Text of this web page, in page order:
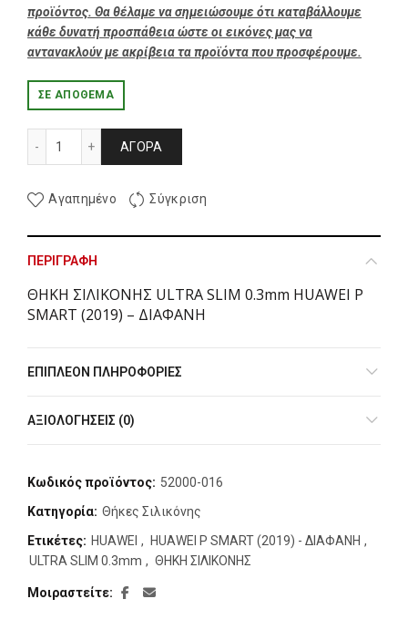
προϊόντος. Θα θέλαμε να σημειώσουμε ότι καταβάλλουμε
κάθε δυνατή προσπάθεια ώστε οι εικόνες μας να
αντανακλούν με ακρίβεια τα προϊόντα που προσφέρουμε.
ΣΕ ΑΠΌΘΕΜΑ
ΑΓΟΡΆ
Αγαπημένο Σύγκριση
ΠΕΡΙΓΡΑΦΉ
ΘΗΚΗ ΣΙΛΙΚΟΝΗΣ ULTRA SLIM 0.3mm HUAWEI P
SMART (2019) – ΔΙΑΦΑΝΗ
ΕΠΙΠΛΈΟΝ ΠΛΗΡΟΦΟΡΊΕΣ
ΑΞΙΟΛΟΓΉΣΕΙΣ (0)
Κωδικός προϊόντος: 52000-016
Κατηγορία: Θήκες Σιλικόνης
Ετικέτες: HUAWEI , HUAWEI P SMART (2019) - ΔΙΑΦΑΝΗ ,
ULTRA SLIM 0.3mm , ΘΗΚΗ ΣΙΛΙΚΟΝΗΣ
Μοιραστείτε